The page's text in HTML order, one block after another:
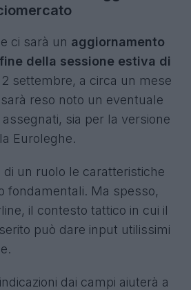
Se facessi un'asta
resta a Madrid, il Napoli
a vendere. Vlahovic?
listone. Calhanoglu non
qualche mese andrà in
non sono in corso dialoghi
ruoli saranno aggiornati
ci sarà un aggiornamento
della sessione estiva di
reso noto un eventuale